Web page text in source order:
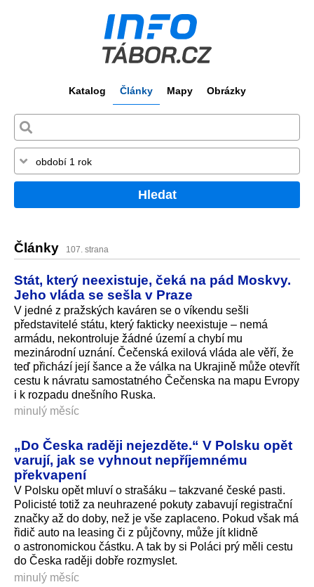
Katalog Články Mapy Obrázky
Hledat
Články 107. strana
Stát, který neexistuje, čeká na pád Moskvy.
Jeho vláda se sešla v Praze
V jedné z pražských kaváren se o víkendu sešli
představitelé státu, který fakticky neexistuje – nemá
armádu, nekontroluje žádné území a chybí mu
mezinárodní uznání. Čečenská exilová vláda ale věří, že
teď přichází její šance a že válka na Ukrajině může otevřít
cestu k návratu samostatného Čečenska na mapu Evropy
i k rozpadu dnešního Ruska.
minulý měsíc
„Do Česka raději nejezděte.“ V Polsku opět
varují, jak se vyhnout nepříjemnému
překvapení
V Polsku opět mluví o strašáku – takzvané české pasti.
Policisté totiž za neuhrazené pokuty zabavují registrační
značky až do doby, než je vše zaplaceno. Pokud však má
řidič auto na leasing či z půjčovny, může jít klidně
o astronomickou částku. A tak by si Poláci prý měli cestu
do Česka raději dobře rozmyslet.
minulý měsíc